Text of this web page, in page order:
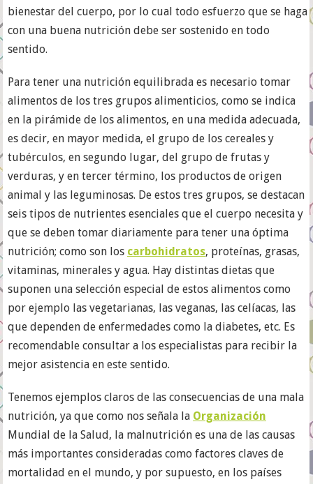
bienestar del cuerpo, por lo cual todo esfuerzo que se haga
con una buena nutrición debe ser sostenido en todo
sentido.
Para tener una nutrición equilibrada es necesario tomar
alimentos de los tres grupos alimenticios, como se indica
en la pirámide de los alimentos, en una medida adecuada,
es decir, en mayor medida, el grupo de los cereales y
tubérculos, en segundo lugar, del grupo de frutas y
verduras, y en tercer término, los productos de origen
animal y las leguminosas. De estos tres grupos, se destacan
seis tipos de nutrientes esenciales que el cuerpo necesita y
que se deben tomar diariamente para tener una óptima
nutrición; como son los carbohidratos, proteínas, grasas,
vitaminas, minerales y agua. Hay distintas dietas que
suponen una selección especial de estos alimentos como
por ejemplo las vegetarianas, las veganas, las celíacas, las
que dependen de enfermedades como la diabetes, etc. Es
recomendable consultar a los especialistas para recibir la
mejor asistencia en este sentido.
Tenemos ejemplos claros de las consecuencias de una mala
nutrición, ya que como nos señala la Organización
Mundial de la Salud, la malnutrición es una de las causas
más importantes consideradas como factores claves de
mortalidad en el mundo, y por supuesto, en los países